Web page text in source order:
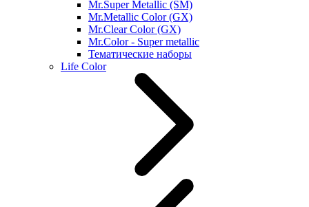
Mr.Super Metallic (SM)
Mr.Metallic Color (GX)
Mr.Clear Color (GX)
Mr.Color - Super metallic
Тематические наборы
Life Color